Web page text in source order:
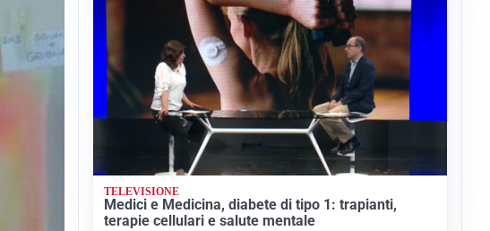
TELEVISIONE
Medici e Medicina, diabete di tipo 1: trapianti,
terapie cellulari e salute mentale